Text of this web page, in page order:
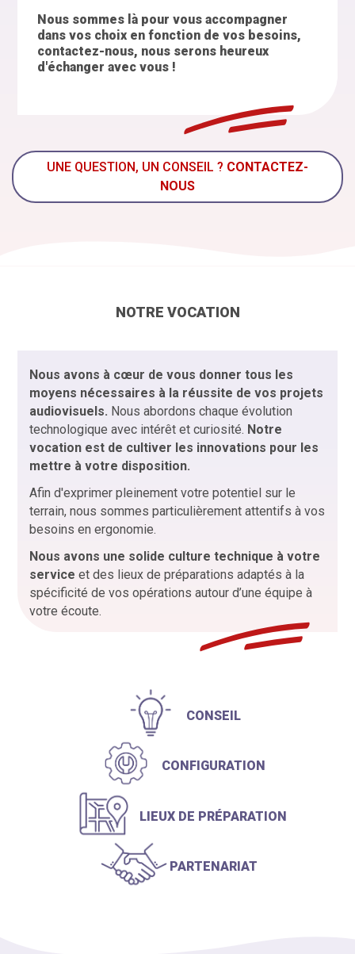
Nous sommes là pour vous accompagner
dans vos choix en fonction de vos besoins,
contactez-nous, nous serons heureux
d'échanger avec vous !
UNE QUESTION, UN CONSEIL ? CONTACTEZ-
NOUS
NOTRE VOCATION
Nous avons à cœur de vous donner tous les
moyens nécessaires à la réussite de vos projets
audiovisuels. Nous abordons chaque évolution
technologique avec intérêt et curiosité. Notre
vocation est de cultiver les innovations pour les
mettre à votre disposition.
Afin d'exprimer pleinement votre potentiel sur le
terrain, nous sommes particulièrement attentifs à vos
besoins en ergonomie.
Nous avons une solide culture technique à votre
service et des lieux de préparations adaptés à la
spécificité de vos opérations autour d’une équipe à
votre écoute.
CONSEIL
CONFIGURATION
LIEUX DE PRÉPARATION
PARTENARIAT